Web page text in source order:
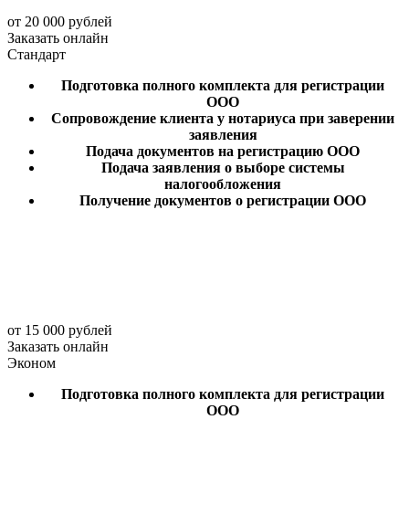
от 20 000 рублей
Заказать онлайн
Стандарт
Подготовка полного комплекта для регистрации
ООО
Сопровождение клиента у нотариуса при заверении
заявления
Подача документов на регистрацию ООО
Подача заявления о выборе системы
налогообложения
Получение документов о регистрации ООО
от 15 000 рублей
Заказать онлайн
Эконом
Подготовка полного комплекта для регистрации
ООО